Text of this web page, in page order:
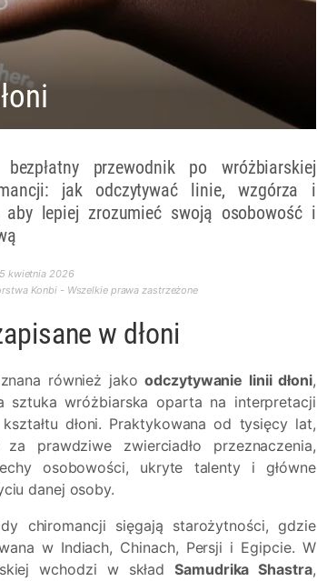
przewodnik po wróżbiarskiej
jak odczytywać linie, wzgórza i
aby lepiej zrozumieć swoją osobowość i
kwietnia 2026
Konbi - Wszelkie prawa zastrzeżone
w dłoni
również jakoodczytywanie linii dłoni,
sztuka wróżbiarska oparta na interpretacji
dłoni. Praktykowana od tysięcy lat,
prawdziwe zwierciadło przeznaczenia,
osobowości, ukryte talenty i główne
danej osoby.
chiromancji sięgają starożytności, gdzie
w Indiach, Chinach, Persji i Egipcie. W
wchodzi w składSamudrika Shastra,